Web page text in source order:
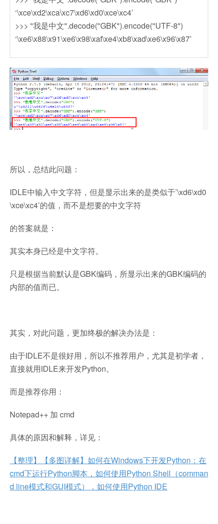
‘\xce\xd2\xca\xc7\xd6\xd0\xce\xc4’
>>> "我是中文".decode("GBK").encode("UTF-8")
‘\xe6\x88\x91\xe6\x98\xaf\xe4\xb8\xad\xe6\x96\x87’
所以，总结此问题：
IDLE中输入中文字符，但是显示出来的是类似于’\xd6\xd0
\xce\xc4’的值，而不是想要的中文字符
的答案就是：
其实本身已经是中文字符。
只是根据当前默认是GBK编码，所显示出来的GBK编码的
内部的值而已。
其实，对此问题，更加终极的解决办法是：
由于IDLE不是很好用，所以不推荐用户，尤其是初学者，
直接就用IDLE来开发Python。
而是推荐你用：
Notepad++ 加 cmd
具体的原因和解释，详见：
【整理】【多图详解】如何在Windows下开发Python：在
cmd下运行Python脚本，如何使用Python Shell（comman
d line模式和GUI模式），如何使用Python IDE